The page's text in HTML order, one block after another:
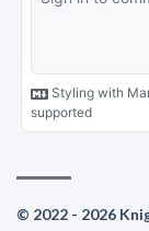
© 2022 - 2026